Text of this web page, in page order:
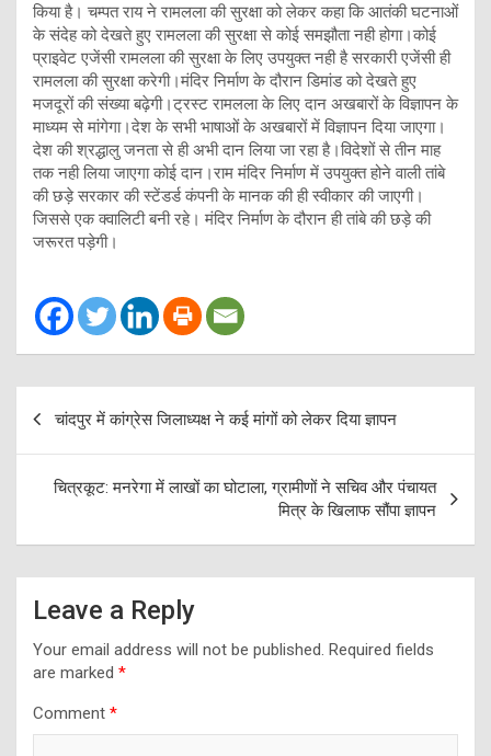
किया है। चम्पत राय ने रामलला की सुरक्षा को लेकर कहा कि आतंकी घटनाओं
के संदेह को देखते हुए रामलला की सुरक्षा से कोई समझौता नही होगा।कोई
प्राइवेट एजेंसी रामलला की सुरक्षा के लिए उपयुक्त नही है सरकारी एजेंसी ही
रामलला की सुरक्षा करेगी।मंदिर निर्माण के दौरान डिमांड को देखते हुए
मजदूरों की संख्या बढ़ेगी।ट्रस्ट रामलला के लिए दान अखबारों के विज्ञापन के
माध्यम से मांगेगा।देश के सभी भाषाओं के अखबारों में विज्ञापन दिया जाएगा।
देश की श्रद्धालु जनता से ही अभी दान लिया जा रहा है।विदेशों से तीन माह
तक नही लिया जाएगा कोई दान।राम मंदिर निर्माण में उपयुक्त होने वाली तांबे
की छड़े सरकार की स्टेंडर्ड कंपनी के मानक की ही स्वीकार की जाएगी।
जिससे एक क्वालिटी बनी रहे। मंदिर निर्माण के दौरान ही तांबे की छड़े की
जरूरत पड़ेगी।
navigation
चांदपुर में कांग्रेस जिलाध्यक्ष ने कई मांगों को लेकर दिया ज्ञापन
चित्रकूट: मनरेगा में लाखों का घोटाला, ग्रामीणों ने सचिव और पंचायत
मित्र के खिलाफ सौंपा ज्ञापन
Leave a Reply
Your email address will not be published. Required fields
are marked *
Comment *